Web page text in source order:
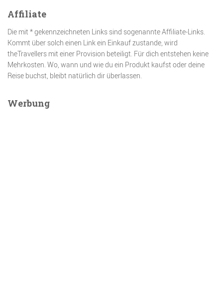
Affiliate
Die mit * gekennzeichneten Links sind sogenannte Affiliate-Links.
Kommt über solch einen Link ein Einkauf zustande, wird
theTravellers mit einer Provision beteiligt. Für dich entstehen keine
Mehrkosten. Wo, wann und wie du ein Produkt kaufst oder deine
Reise buchst, bleibt natürlich dir überlassen.
Werbung